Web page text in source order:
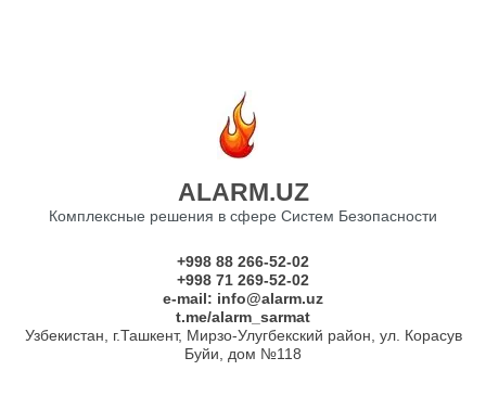
ALARM.UZ
Комплексные решения в сфере Систем Безопасности
+998 88 266-52-02
+998 71 269-52-02
e-mail: info@alarm.uz
t.me/alarm_sarmat
Узбекистан, г.Ташкент, Мирзо-Улугбекский район, ул. Корасув
Буйи, дом №118